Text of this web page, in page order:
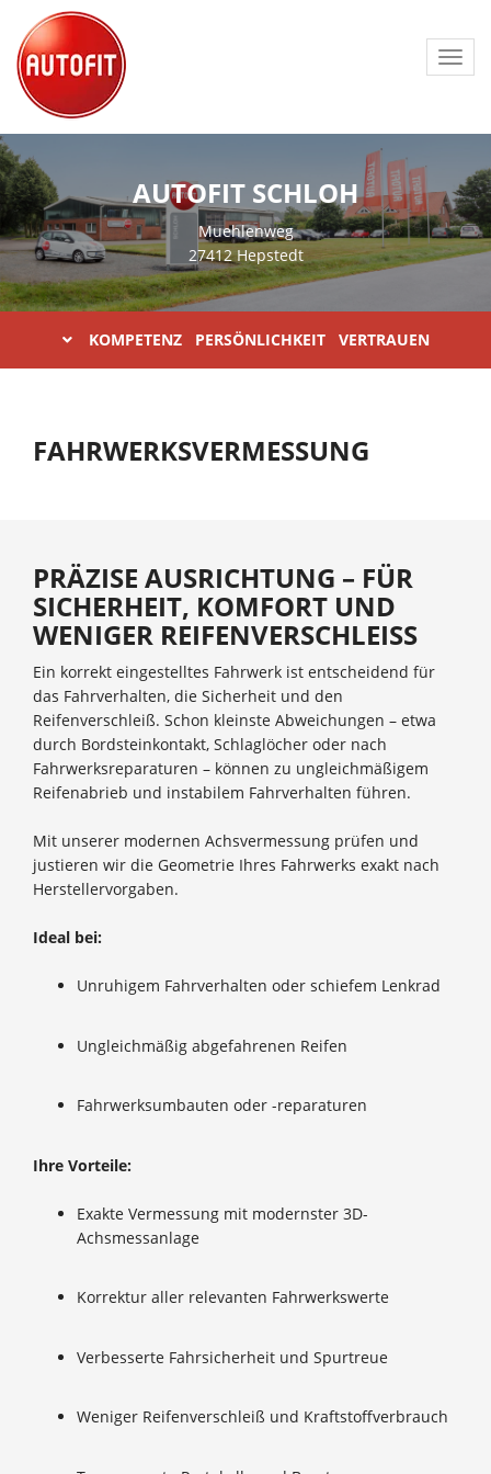
AUTOFIT SCHLOH
Muehlenweg
27412 Hepstedt
KOMPETENZ PERSÖNLICHKEIT VERTRAUEN
FAHRWERKSVERMESSUNG
PRÄZISE AUSRICHTUNG – FÜR
SICHERHEIT, KOMFORT UND
WENIGER REIFENVERSCHLEISS
Ein korrekt eingestelltes Fahrwerk ist entscheidend für
das Fahrverhalten, die Sicherheit und den
Reifenverschleiß. Schon kleinste Abweichungen – etwa
durch Bordsteinkontakt, Schlaglöcher oder nach
Fahrwerksreparaturen – können zu ungleichmäßigem
Reifenabrieb und instabilem Fahrverhalten führen.
Mit unserer modernen Achsvermessung prüfen und
justieren wir die Geometrie Ihres Fahrwerks exakt nach
Herstellervorgaben.
Ideal bei:
Unruhigem Fahrverhalten oder schiefem Lenkrad
Ungleichmäßig abgefahrenen Reifen
Fahrwerksumbauten oder -reparaturen
Ihre Vorteile:
Exakte Vermessung mit modernster 3D-
Achsmessanlage
Korrektur aller relevanten Fahrwerkswerte
Verbesserte Fahrsicherheit und Spurtreue
Weniger Reifenverschleiß und Kraftstoffverbrauch